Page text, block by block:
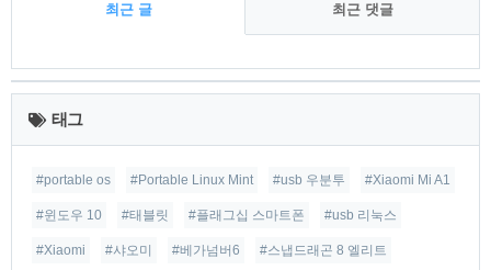
최근 글 최근 댓글
최
근
글 태그
#portable os #Portable Linux Mint #usb 우분투 #Xiaomi Mi A1
#윈도우 10 #태블릿 #플래그십 스마트폰 #usb 리눅스
#Xiaomi #샤오미 #베가넘버6 #스냅드래곤 8 엘리트